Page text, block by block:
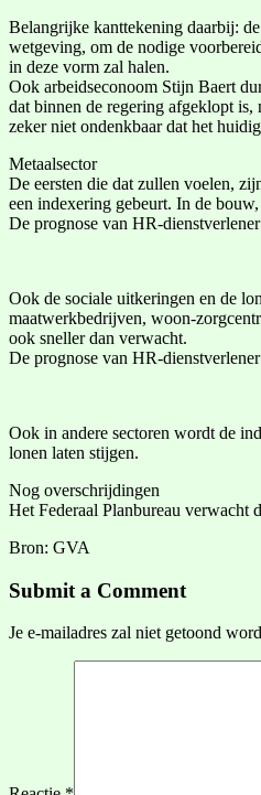
Belangrijke kanttekening daarbij:
wetgeving, om de nodige
in deze vorm zal halen.
Ook arbeidseconoom Stijn Baert
dat binnen de regering afgeklopt is,
zeker niet ondenkbaar dat het
Metaalsector
De eersten die dat zullen voelen,
een indexering gebeurt. In de
De prognose van HR-
Ook de sociale uitkeringen en de
maatwerkbedrijven, woon-
ook sneller dan verwacht.
De prognose van HR-
Ook in andere sectoren wordt de
lonen laten stijgen.
Nog overschrijdingen
Het Federaal Planbureau verwacht
Bron: GVA
Submit a Comment
Je e-mailadres zal niet getoond